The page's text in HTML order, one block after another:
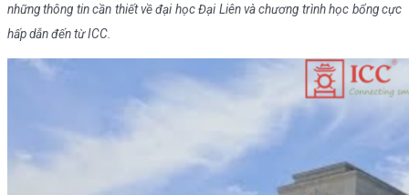
những thông tin cần thiết về đại học Đại Liên và chương trình học bổng cực
hấp dẫn đến từ ICC.